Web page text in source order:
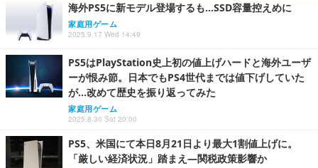
海外PS5に新モデル登場するも…SSD容量控えめに
家庭用ゲーム
2025.9.17 Wed 14:49
PS5はPlayStation史上初の値上げハードと海外ユーザ
ーが恨み節。日本でもPS4世代までは値下げしていた
が…改めて歴史を振り返ってみた
家庭用ゲーム
2025.8.30 Sat 20:00
PS5、米国にて本日8月21日より最大1割値上げに。
「厳しい経済状況」踏まえ―関税政策影響か